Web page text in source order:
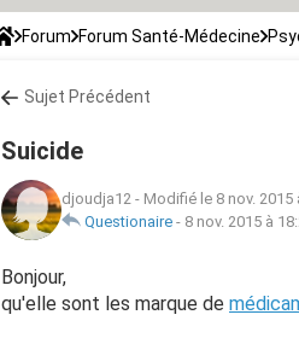
Forum Forum Santé-Médecine
Sujet Précédent
Suicide
djoudja12 - Modifié le 8 nov. 2015
Questionaire - 8 nov. 2015 à
Bonjour,
qu'elle sont les marque de